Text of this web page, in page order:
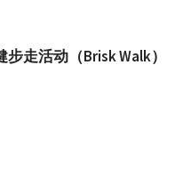
走活动（Brisk Walk）